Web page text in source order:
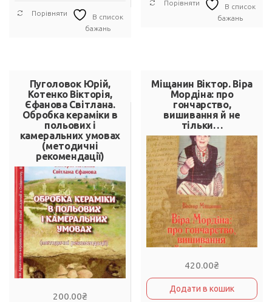
Порівняти
В список
бажань
Порівняти
В список
бажань
Пуголовок Юрій,
Котенко Вікторія,
Єфанова Світлана.
Обробка кераміки в
польових і
камеральних умовах
(методичні
рекомендації)
200.00₴
Міщанин Віктор. Віра
Мордіна: про
гончарство,
вишивання й не
тільки…
420.00₴
Додати в кошик